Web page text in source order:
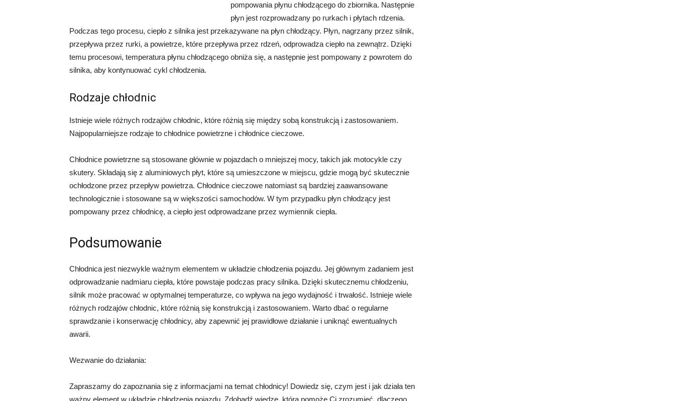
pompowania płynu chłodzącego do zbiornika. Następnie
płyn jest rozprowadzany po rurkach i płytach rdzenia.
Podczas tego procesu, ciepło z silnika jest przekazywane na płyn chłodzący. Płyn, nagrzany przez silnik,
przepływa przez rurki, a powietrze, które przepływa przez rdzeń, odprowadza ciepło na zewnątrz. Dzięki
temu procesowi, temperatura płynu chłodzącego obniża się, a następnie jest pompowany z powrotem do
silnika, aby kontynuować cykl chłodzenia.
Rodzaje chłodnic
Istnieje wiele różnych rodzajów chłodnic, które różnią się między sobą konstrukcją i zastosowaniem.
Najpopularniejsze rodzaje to chłodnice powietrzne i chłodnice cieczowe.
Chłodnice powietrzne są stosowane głównie w pojazdach o mniejszej mocy, takich jak motocykle czy
skutery. Składają się z aluminiowych płyt, które są umieszczone w miejscu, gdzie mogą być skutecznie
ochłodzone przez przepływ powietrza. Chłodnice cieczowe natomiast są bardziej zaawansowane
technologicznie i stosowane są w większości samochodów. W tym przypadku płyn chłodzący jest
pompowany przez chłodnicę, a ciepło jest odprowadzane przez wymiennik ciepła.
Podsumowanie
Chłodnica jest niezwykle ważnym elementem w układzie chłodzenia pojazdu. Jej głównym zadaniem jest
odprowadzanie nadmiaru ciepła, które powstaje podczas pracy silnika. Dzięki skutecznemu chłodzeniu,
silnik może pracować w optymalnej temperaturze, co wpływa na jego wydajność i trwałość. Istnieje wiele
różnych rodzajów chłodnic, które różnią się konstrukcją i zastosowaniem. Warto dbać o regularne
sprawdzanie i konserwację chłodnicy, aby zapewnić jej prawidłowe działanie i uniknąć ewentualnych
awarii.
Wezwanie do działania:
Zapraszamy do zapoznania się z informacjami na temat chłodnicy! Dowiedz się, czym jest i jak działa ten
ważny element w układzie chłodzenia pojazdu. Zdobądź wiedzę, która pomoże Ci zrozumieć, dlaczego